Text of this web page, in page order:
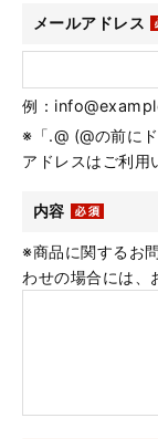
メールアドレス
例：
※「.@ (@の前に
アドレスはご利用
内容
※商品に関するお
わせの場合には、